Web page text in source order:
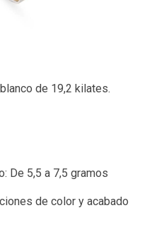
de 19,2 kilates.
De 5,5 a 7,5 gramos
de color y acabado